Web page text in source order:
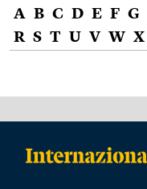
A B C D E F G
R S T U V W X